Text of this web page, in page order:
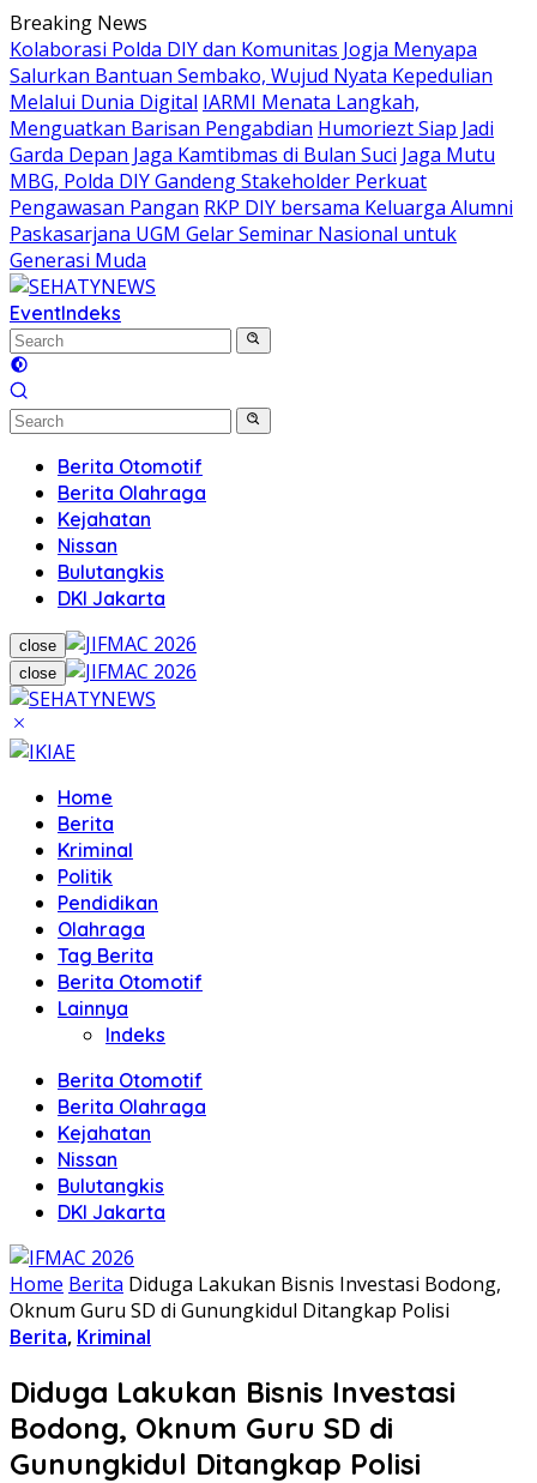
Skip
to
content
Breaking News
Kolaborasi Polda DIY dan Komunitas Jogja Menyapa
Salurkan Bantuan Sembako, Wujud Nyata Kepedulian
Melalui Dunia Digital IARMI Menata Langkah,
Menguatkan Barisan Pengabdian Humoriezt Siap Jadi
Garda Depan Jaga Kamtibmas di Bulan Suci Jaga Mutu
MBG, Polda DIY Gandeng Stakeholder Perkuat
Pengawasan Pangan RKP DIY bersama Keluarga Alumni
Paskasarjana UGM Gelar Seminar Nasional untuk
Generasi Muda
EventIndeks
Berita Otomotif
Berita Olahraga
Kejahatan
Nissan
Bulutangkis
DKI Jakarta
close
close
Home
Berita
Kriminal
Politik
Pendidikan
Olahraga
Tag Berita
Berita Otomotif
Lainnya
Indeks
Berita Otomotif
Berita Olahraga
Kejahatan
Nissan
Bulutangkis
DKI Jakarta
Home Berita Diduga Lakukan Bisnis Investasi Bodong,
Oknum Guru SD di Gunungkidul Ditangkap Polisi
Berita, Kriminal
Diduga Lakukan Bisnis Investasi
Bodong, Oknum Guru SD di
Gunungkidul Ditangkap Polisi